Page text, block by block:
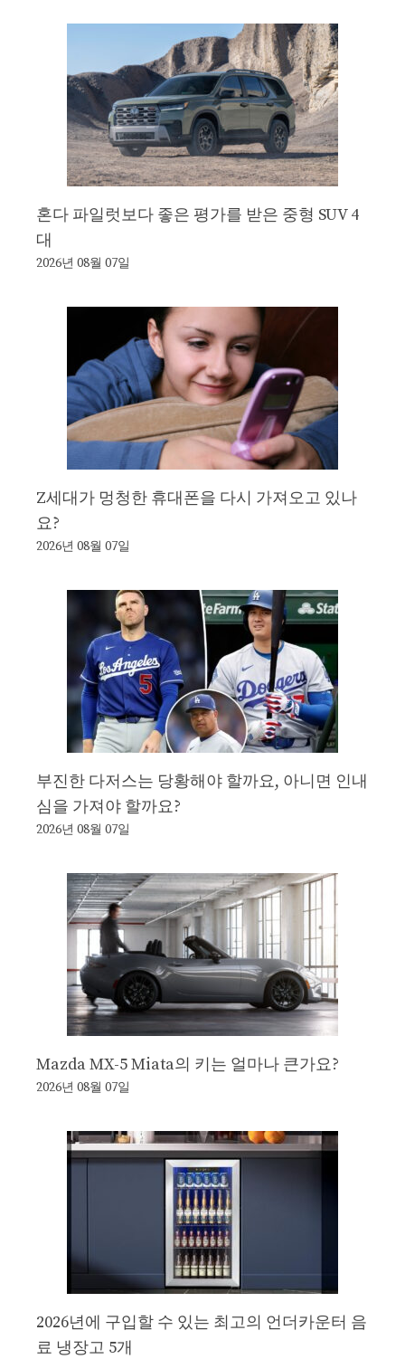
혼다 파일럿보다 좋은 평가를 받은 중형 SUV 4
대
2026년 08월 07일
Z세대가 멍청한 휴대폰을 다시 가져오고 있나
요?
2026년 08월 07일
부진한 다저스는 당황해야 할까요, 아니면 인내
심을 가져야 할까요?
2026년 08월 07일
Mazda MX-5 Miata의 키는 얼마나 큰가요?
2026년 08월 07일
2026년에 구입할 수 있는 최고의 언더카운터 음
료 냉장고 5개